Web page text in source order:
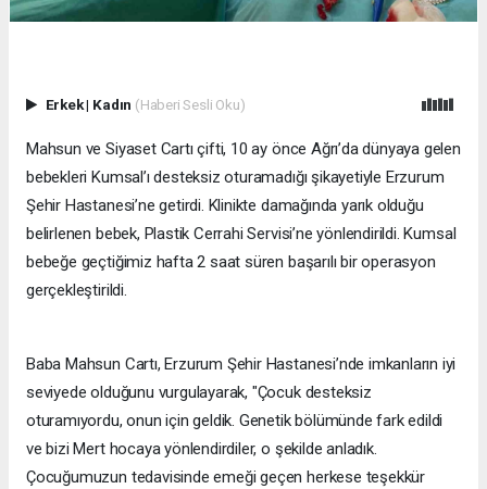
Erkek| Kadın (Haberi Sesli Oku)
Mahsun ve Siyaset Cartı çifti, 10 ay önce Ağrı’da dünyaya gelen
bebekleri Kumsal’ı desteksiz oturamadığı şikayetiyle Erzurum
Şehir Hastanesi’ne getirdi. Klinikte damağında yarık olduğu
belirlenen bebek, Plastik Cerrahi Servisi’ne yönlendirildi. Kumsal
bebeğe geçtiğimiz hafta 2 saat süren başarılı bir operasyon
gerçekleştirildi.
Baba Mahsun Cartı, Erzurum Şehir Hastanesi’nde imkanların iyi
seviyede olduğunu vurgulayarak, "Çocuk desteksiz
oturamıyordu, onun için geldik. Genetik bölümünde fark edildi
ve bizi Mert hocaya yönlendirdiler, o şekilde anladık.
Çocuğumuzun tedavisinde emeği geçen herkese teşekkür